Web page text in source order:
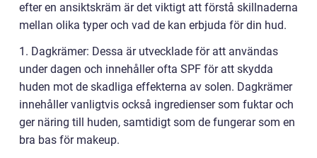
efter en ansiktskräm är det viktigt att förstå skillnaderna
mellan olika typer och vad de kan erbjuda för din hud.
1. Dagkrämer: Dessa är utvecklade för att användas
under dagen och innehåller ofta SPF för att skydda
huden mot de skadliga effekterna av solen. Dagkrämer
innehåller vanligtvis också ingredienser som fuktar och
ger näring till huden, samtidigt som de fungerar som en
bra bas för makeup.